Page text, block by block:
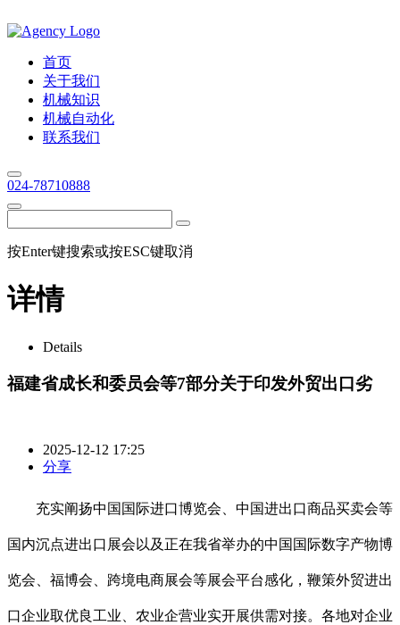
首页
关于我们
机械知识
机械自动化
联系我们
024-78710888
按Enter键搜索或按ESC键取消
详情
Details
福建省成长和委员会等7部分关于印发外贸出口劣
2025-12-12 17:25
分享
充实阐扬中国国际进口博览会、中国进出口商品买卖会等
国内沉点进出口展会以及正在我省举办的中国国际数字产物博
览会、福博会、跨境电商展会等展会平台感化，鞭策外贸进出
口企业取优良工业、农业企营业实开展供需对接。各地对企业